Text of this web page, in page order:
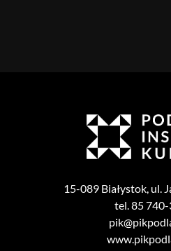
15-089 Białystok, ul.
tel. 85